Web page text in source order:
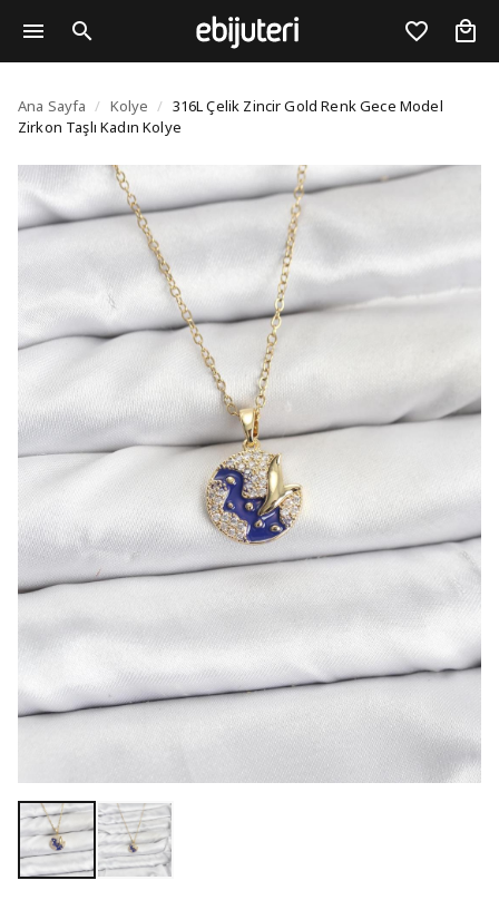
316L Çelik Zincir Gold
Ana Sayfa / Kolye / 316L Çelik Zincir Gold Renk Gece Model
Zirkon Taşlı Kadın Kolye